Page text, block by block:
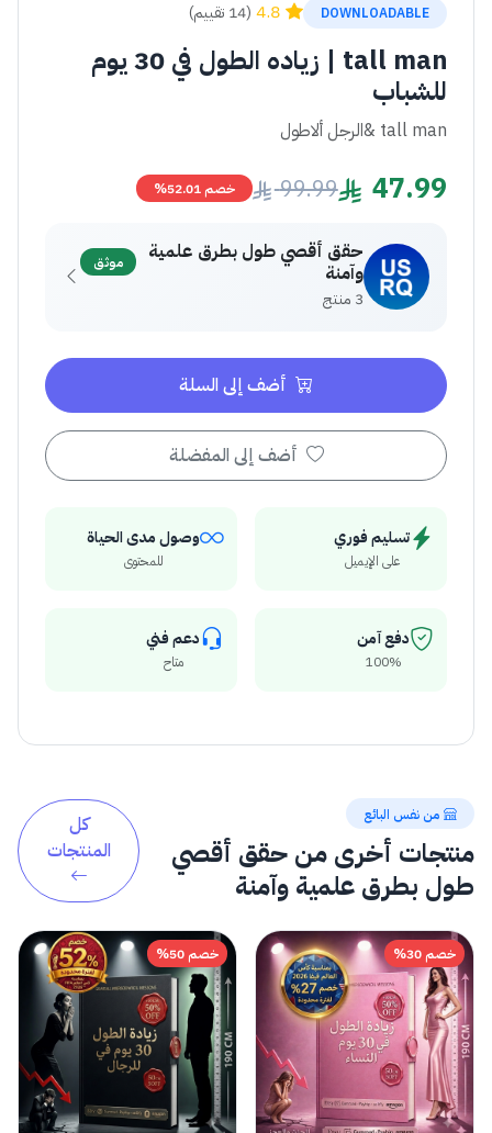
DOWNLOADABLE (14 تقييم)
tall man | زياده الطول في 30 يوم
للشباب
tall man &الرجل ألاطول
47.99
99.99 خصم 52.01%
حقق أقصي طول بطرق علمية
وآمنة
موثق
3 منتج
أضف إلى السلة
أضف إلى المفضلة
تسليم فوري
على الإيميل
وصول مدى الحياة
للمحتوى
دفع آمن
100%
دعم فني
متاح
من نفس البائع
منتجات أخرى من حقق أقصي
طول بطرق علمية وآمنة
كل
المنتجات
خصم 30% خصم 50%